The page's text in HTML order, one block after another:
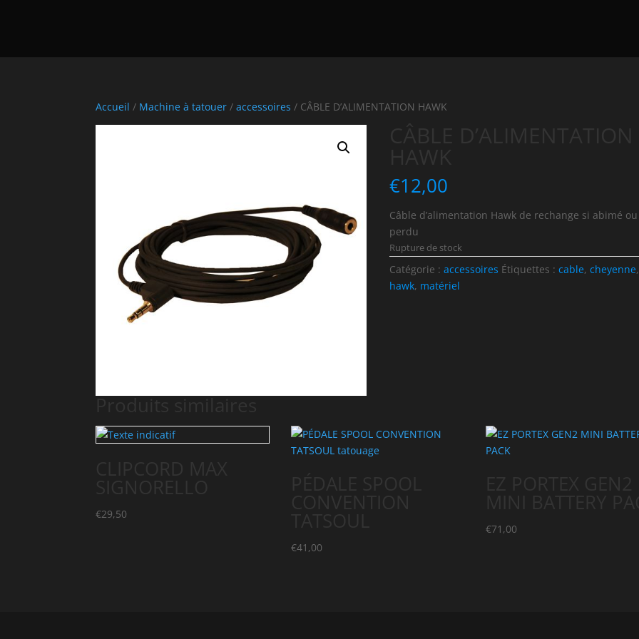
Accueil / Machine à tatouer /accessoires / CÂBLE D’ALIMENTATION HAWK
€12,00
Câble d’alimentation Hawk de rechange si abimé ou
perdu
Rupture de stock
Catégorie :accessoires Étiquettes :cable,cheyenne,
hawk, matériel
€29,50
€41,00
€71,00